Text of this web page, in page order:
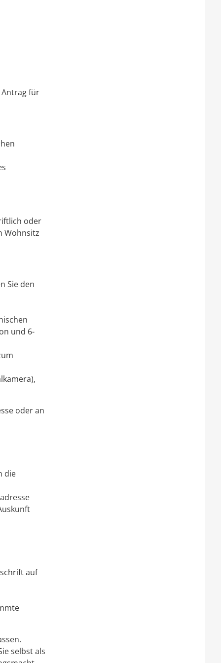
für
oder
Wohnsitz
Sie den
und 6-
oder an
die
auf
selbst als